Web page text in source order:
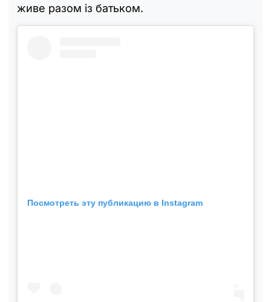
живе разом із батьком.
Посмотреть эту публикацию в Instagram